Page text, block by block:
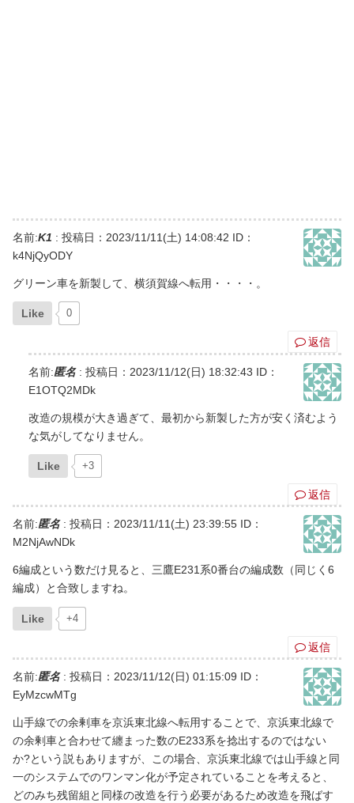
名前:K1 : 投稿日：2023/11/11(土) 14:08:42 ID：
k4NjQyODY
グリーン車を新製して、横須賀線へ転用・・・・。
Like 0
返信
名前:匿名: 投稿日：2023/11/12(日) 18:32:43 ID：
E1OTQ2MDk
改造の規模が大き過ぎて、最初から新製した方が安く済むよう
な気がしてなりません。
Like +3
返信
名前:匿名: 投稿日：2023/11/11(土) 23:39:55 ID：
M2NjAwNDk
6編成という数だけ見ると、三鷹E231系0番台の編成数（同じく6
編成）と合致しますね。
Like +4
返信
名前:匿名: 投稿日：2023/11/12(日) 01:15:09 ID：
EyMzcwMTg
山手線での余剰車を京浜東北線へ転用することで、京浜東北線で
の余剰車と合わせて纏まった数のE233系を捻出するのではない
か?という説もありますが、この場合、京浜東北線では山手線と同
一のシステムでのワンマン化が予定されていることを考えると、
どのみち残留組と同様の改造を行う必要があるため改造を飛ばす